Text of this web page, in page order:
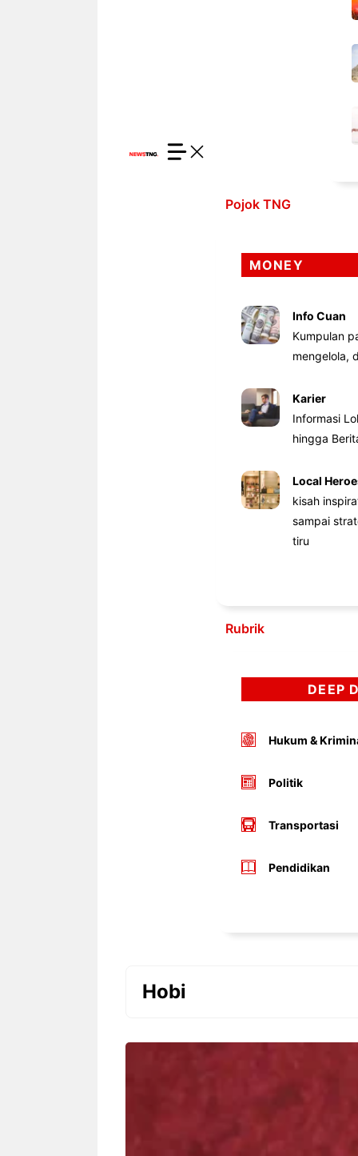
Pojok TNG
MONEY
Info Cuan
Kumpulan
mengelola,
Karier
Informasi
hingga
Local
kisah
sampai
tiru
Rubrik
DEEP
Hukum &
Politik
Transportasi
Pendidikan
Hobi